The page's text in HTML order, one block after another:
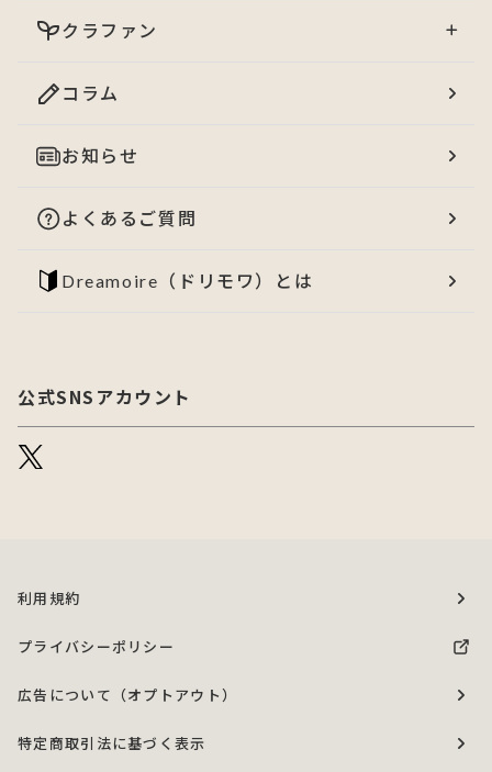
クラファン
コラム
お知らせ
よくあるご質問
Dreamoire（ドリモワ）とは
公式SNSアカウント
利用規約
プライバシーポリシー
広告について（オプトアウト）
特定商取引法に基づく表示